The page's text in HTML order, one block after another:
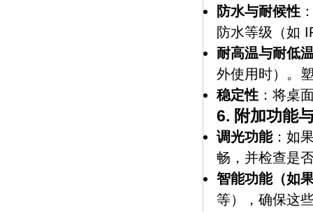
防水与耐候性
防水等级（如
耐高温与耐低
外使用时）。
稳定性 ：将桌
6. 附加功能
调光功能：如
畅，并检查是
智能功能（如
等），确保这